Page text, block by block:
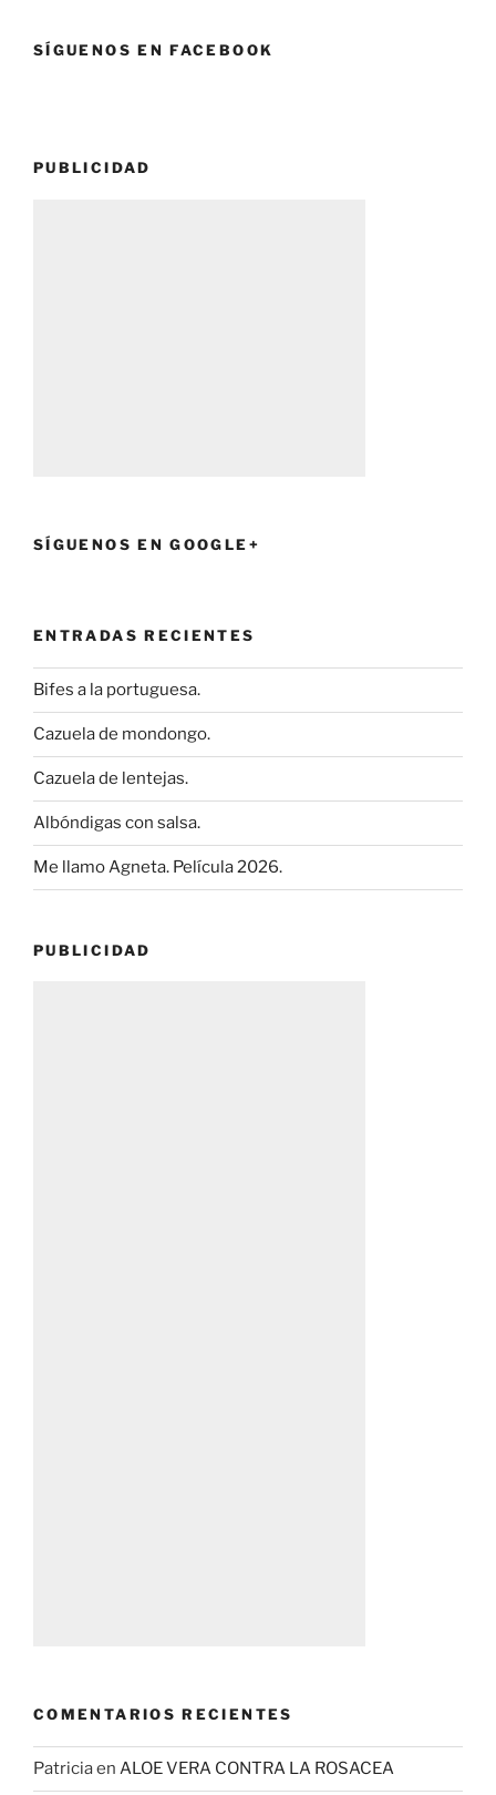
SÍGUENOS EN FACEBOOK
PUBLICIDAD
SÍGUENOS EN GOOGLE+
ENTRADAS RECIENTES
Bifes a la portuguesa.
Cazuela de mondongo.
Cazuela de lentejas.
Albóndigas con salsa.
Me llamo Agneta. Película 2026.
PUBLICIDAD
COMENTARIOS RECIENTES
Patriciaen ALOE VERA CONTRA LA ROSACEA